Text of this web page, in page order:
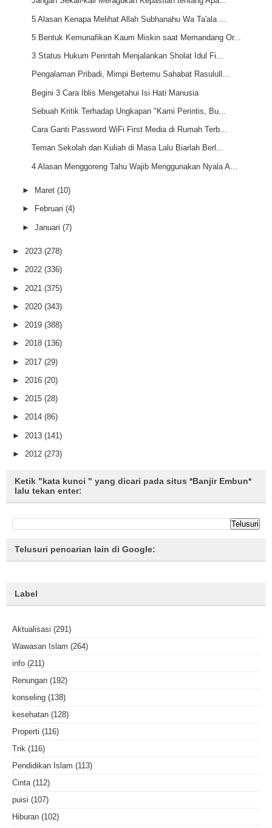
5 Alasan Kenapa Melihat Allah Subhanahu Wa Ta'ala ...
5 Bentuk Kemunafikan Kaum Miskin saat Memandang Or...
3 Status Hukum Perintah Menjalankan Sholat Idul Fi...
Pengalaman Pribadi, Mimpi Bertemu Sahabat Rasulull...
Begini 3 Cara Iblis Mengetahui Isi Hati Manusia
Sebuah Kritik Terhadap Ungkapan "Kami Perintis, Bu...
Cara Ganti Password WiFi First Media di Rumah Terb...
Teman Sekolah dan Kuliah di Masa Lalu Biarlah Berl...
4 Alasan Menggoreng Tahu Wajib Menggunakan Nyala A...
► Maret (10)
► Februari (4)
► Januari (7)
► 2023 (278)
► 2022 (336)
► 2021 (375)
► 2020 (343)
► 2019 (388)
► 2018 (136)
► 2017 (29)
► 2016 (20)
► 2015 (28)
► 2014 (86)
► 2013 (141)
► 2012 (273)
Ketik "kata kunci " yang dicari pada situs *Banjir Embun*
lalu tekan enter:
Telusuri pencarian lain di Google:
Label
Aktualisasi (291)
Wawasan Islam (264)
info (211)
Renungan (192)
konseling (138)
kesehatan (128)
Properti (116)
Trik (116)
Pendidikan Islam (113)
Cinta (112)
puisi (107)
Hiburan (102)